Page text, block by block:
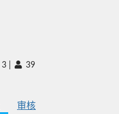
3 39
审核